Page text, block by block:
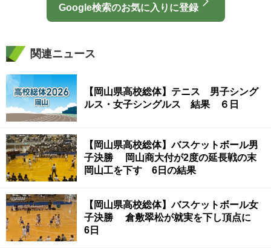
Google検索のお気に入りに登録
関連ニュース
【岡山県高校総体】テニス 男子シング
ルス・女子シングルス 結果 ６日
【岡山県高校総体】バスケットボール男
子決勝 岡山商大付が2度の延長戦の末
岡山工を下す 6日の結果
【岡山県高校総体】バスケットボール女
子決勝 倉敷翠松が就実を下し頂点に
6日